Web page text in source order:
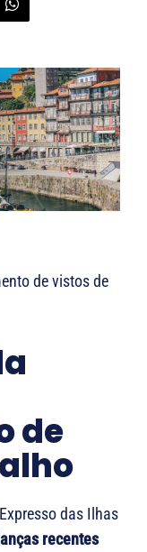
de vistos de
de
Expresso das Ilhas
recentes